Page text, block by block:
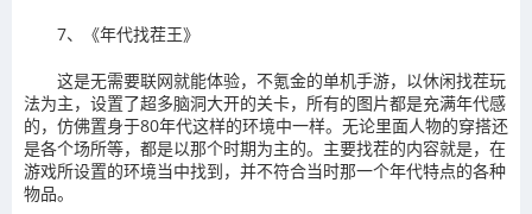
7、《年代找茬王》
这是无需要联网就能体验，不氪金的单机手游，以休闲找茬玩
法为主，设置了超多脑洞大开的关卡，所有的图片都是充满年代感
的，仿佛置身于80年代这样的环境中一样。无论里面人物的穿搭还
是各个场所等，都是以那个时期为主的。主要找茬的内容就是，在
游戏所设置的环境当中找到，并不符合当时那一个年代特点的各种
物品。